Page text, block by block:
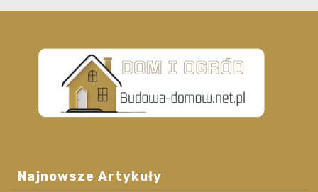
Najnowsze Artykuły